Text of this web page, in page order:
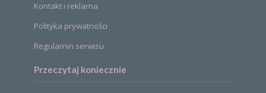
Kontakt i reklama
Polityka prywatności
Regulamin serwisu
Przeczytaj koniecznie